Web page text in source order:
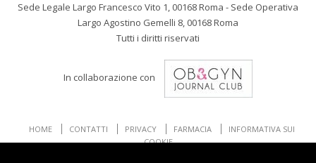
Sede Legale Largo Francesco Vito 1, 00168 Roma - Sede Operativa
Largo Agostino Gemelli 8, 00168 Roma
Tutti i diritti riservati
In collaborazione con
HOME CONTATTI PRIVACY FARMACIA
INFORMATIVA SUI
COOKIE